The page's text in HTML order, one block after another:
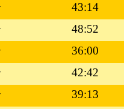
43:14
48:52
36:00
42:42
39:13